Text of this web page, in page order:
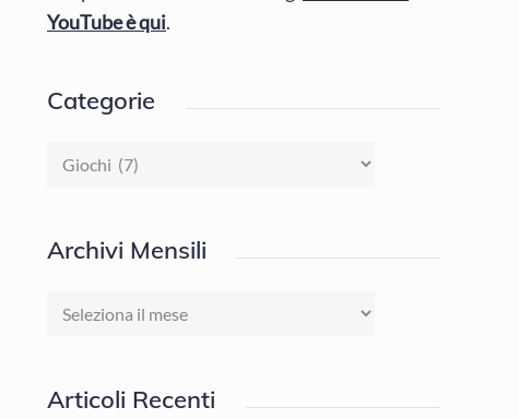
YouTube è qui.
Categorie
Categorie
Archivi Mensili
Archivi
Articoli Recenti